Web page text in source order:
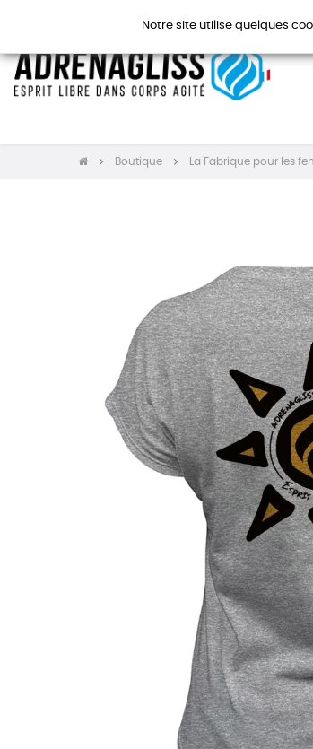
Boutique La Fabrique pour les
Notre site utilise quelques